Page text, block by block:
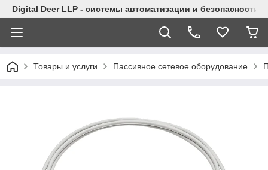
Digital Deer LLP - системы автоматизации и безопасности
Товары и услуги Пассивное сетевое оборудование